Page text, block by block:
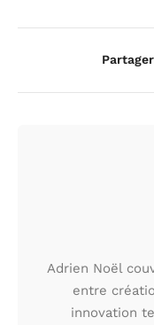
Adrien Noël
entre
innovation